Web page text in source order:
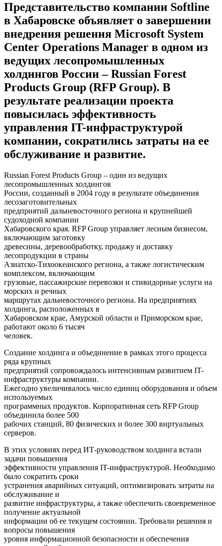
Представительство компании Softline
в Хабаровске объявляет о завершении
внедрения решения Microsoft System
Center Operations Manager в одном из
ведущих лесопромышленных
холдингов России – Russian Forest
Products Group (RFP Group). В
результате реализации проекта
повысилась эффективность
управления IT-инфраструктурой
компании, сократились затраты на ее
обслуживание и развитие.
Russian Forest Products Group – один из ведущих
лесопромышленных холдингов
России, созданный в 2004 году в результате объединения
лесозаготовительных
предприятий дальневосточного региона и крупнейшей
судоходной компании
Хабаровского края. RFP Group управляет лесным бизнесом,
включающим заготовку
древесины, деревообработку, продажу и доставку
лесопродукции в страны
Азиатско-Тихоокеанского региона, а также логистическим
комплексом, включающим
грузовые, пассажирские перевозки и стивидорные услуги на
морских и речных
маршрутах дальневосточного региона. На предприятиях
холдинга, расположенных в
Хабаровском крае, Амурской области и Приморском крае,
работают около 6 тысяч
человек.
Создание холдинга и объединение в рамках этого процесса
ряда крупных
предприятий сопровождалось интенсивным развитием IT-
инфраструктуры компании.
Ежегодно увеличивалось число единиц оборудования и объем
используемых
программных продуктов. Корпоративная сеть RFP Group
объединила более 500
рабочих станций, 80 физических и более 300 виртуальных
серверов.
В этих условиях перед ИТ-руководством холдинга встали
задачи повышения
эффективности управления IT-инфраструктурой. Необходимо
было сократить сроки
устранения аварийных ситуаций, оптимизировать затраты на
обслуживание и
развитие инфраструктуры, а также обеспечить своевременное
получение актуальной
информации об ее текущем состоянии. Требовали решения и
вопросы повышения
уровня информационной безопасности и обеспечения